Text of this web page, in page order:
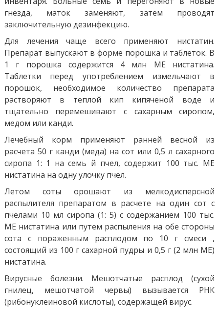
гнезда, маток заменяют, затем проводят
заключительную дезинфекцию.
Для лечения чаще всего применяют нистатин.
Препарат выпускают в форме порошка и таблеток. В
1 г порошка содержится 4 млн МЕ нистатина.
Таблетки перед употреблением измельчают в
порошок, необходимое количество препарата
растворяют в теплой кип кипяченой воде и
тщательно перемешивают с сахарным сиропом,
медом или канди.
Лечебный корм применяют ранней весной из
расчета 50 г канди (меда) на сот или 0,5 л сахарного
сиропа 1: 1 на семь й пчел, содержит 100 тыс. МЕ
нистатина на одну улочку пчел.
Летом соты орошают из мелкодисперсной
распылителя препаратом в расчете на один сот с
пчелами 10 мл сиропа (1: 5) с содержанием 100 тыс.
МЕ нистатина или путем распыления на обе стороны
сота с пораженным расплодом по 10 г смеси ,
состоящий из 100 г сахарной пудры и 0,5 г (2 млн МЕ)
нистатина.
Вирусные болезни. Мешотчатые расплод (сухой
гнилец, мешотчатой ​​червы) вызывается РНК
(рибонуклеиновой кислоты), содержащей вирус.